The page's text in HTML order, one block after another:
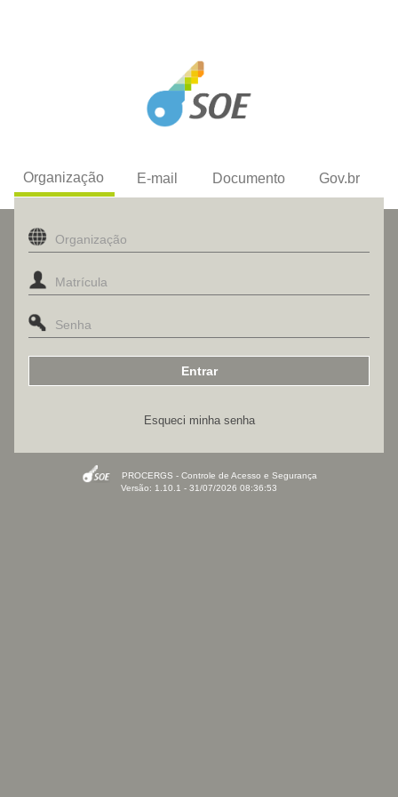
Organização E-mail Documento Gov.br
Esqueci minha senha
PROCERGS - Controle de Acesso e Segurança
Versão: 1.10.1 - 31/07/2026 08:36:53